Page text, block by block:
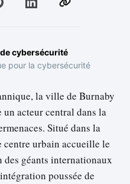
cybersécurité
pour la cybersécurité
la ville de Burnaby
un acteur central dans la
Situé dans la
urbain accueille le
des géants internationaux
poussée de